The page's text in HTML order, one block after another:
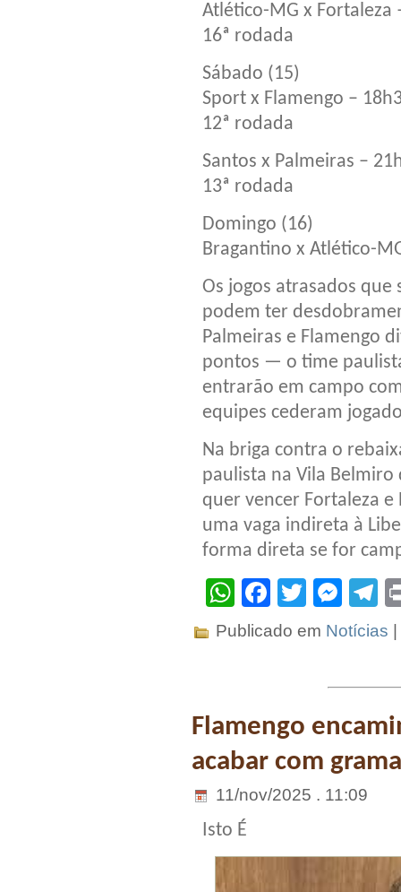
Atlético-MG x Fortaleza
16ª rodada
Sábado (15)
Sport x Flamengo –
12ª rodada
Santos x Palmeiras –
13ª rodada
Domingo (16)
Bragantino x Atlético-
Os jogos atrasados
podem ter
Palmeiras e Flamengo
pontos — o time
entrarão em campo
equipes cederam
Na briga contra o
paulista na Vila
quer vencer Fortaleza
uma vaga indireta à
forma direta se for
WhatsApp
Facebook
Twitter
Publicado em Notícias
Flamengo
acabar com
11/nov/2025 . 11:09
Isto É